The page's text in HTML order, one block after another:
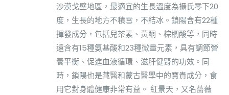
沙漠戈壁地區，最適宜的生長溫度為攝氏零下20
度，生長的地方不積雪，不結冰。鎖陽含有22種
揮發成分，包括兒茶素、黃酮、棕櫚酸等，同時
還含有15種氨基酸和23種微量元素，具有調節營
養平衡、促進血液循環、滋肝健腎的功效。同
時，鎖陽也是藏醫和蒙古醫學中的寶貴成分，食
用它對身體健康非常有益。 紅景天，又名薔薇